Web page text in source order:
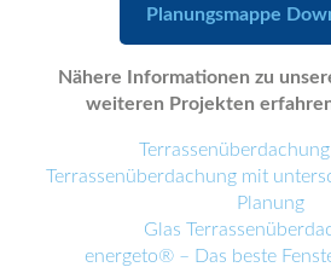
Planungsmappe
Nähere Informationen zu
weiteren Projekten
Terrassenüberdachung mit
Planung
Glas
energeto® – Das beste